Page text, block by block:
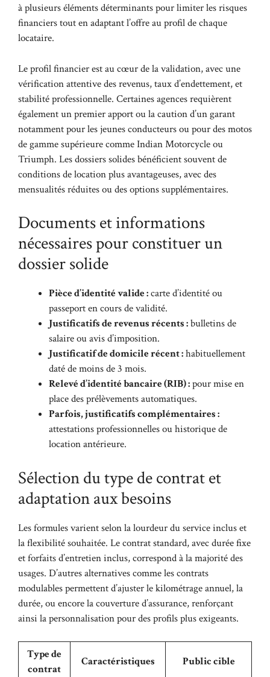
à plusieurs éléments déterminants pour limiter les risques
financiers tout en adaptant l’offre au profil de chaque
locataire.
Le profil financier est au cœur de la validation, avec une
vérification attentive des revenus, taux d’endettement, et
stabilité professionnelle. Certaines agences requièrent
également un premier apport ou la caution d’un garant
notamment pour les jeunes conducteurs ou pour des motos
de gamme supérieure comme Indian Motorcycle ou
Triumph. Les dossiers solides bénéficient souvent de
conditions de location plus avantageuses, avec des
mensualités réduites ou des options supplémentaires.
Documents et informations
nécessaires pour constituer un
dossier solide
Pièce d’identité valide :carte d’identité ou
passeport en cours de validité.
Justificatifs de revenus récents :bulletins de
salaire ou avis d’imposition.
Justificatif de domicile récent :habituellement
daté de moins de 3 mois.
Relevé d’identité bancaire (RIB) :pour mise en
place des prélèvements automatiques.
Parfois, justificatifs complémentaires :
attestations professionnelles ou historique de
location antérieure.
Sélection du type de contrat et
adaptation aux besoins
Les formules varient selon la lourdeur du service inclus et
la flexibilité souhaitée. Le contrat standard, avec durée fixe
et forfaits d’entretien inclus, correspond à la majorité des
usages. D’autres alternatives comme les contrats
modulables permettent d’ajuster le kilométrage annuel, la
durée, ou encore la couverture d’assurance, renforçant
ainsi la personnalisation pour des profils plus exigeants.
Type de
contrat
Caractéristiques Public cible